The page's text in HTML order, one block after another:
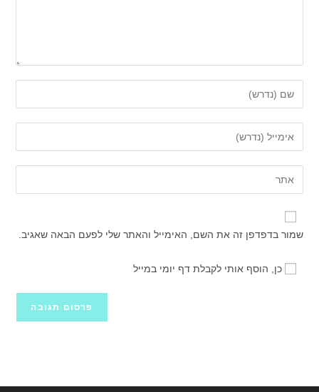
את
השם
שלך
שם
משתמש
כדי
להגיב
את
כתובת
דואר
שלך
כדי
את
כתובת
שלך
שמור בדפדפן זה את השם, האימייל והאתר שלי לפעם הבאה שאגיב.
כן, הוסף אותי לקבלת דף יומי במייל